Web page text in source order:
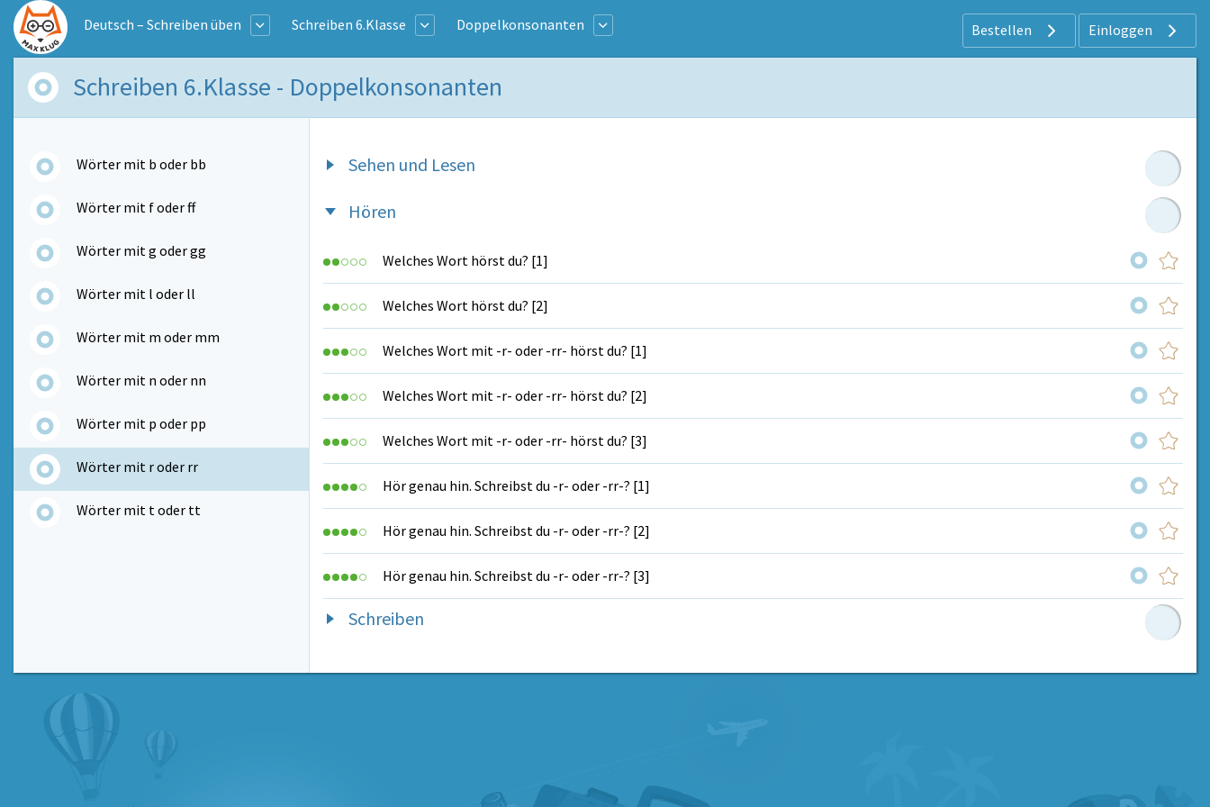
Deutsch – Schreiben üben Schreiben 6.Klasse Doppelkonsonanten Bestellen Einloggen
Schreiben 6.Klasse - Doppelkonsonanten
Wörter mit b oder bb
Wörter mit f oder ff
Wörter mit g oder gg
Wörter mit l oder ll
Wörter mit m oder mm
Wörter mit n oder nn
Wörter mit p oder pp
Wörter mit r oder rr
Wörter mit t oder tt
Sehen und Lesen
Hören
Welches Wort hörst du? [1]
Welches Wort hörst du? [2]
Welches Wort mit -r- oder -rr- hörst du? [1]
Welches Wort mit -r- oder -rr- hörst du? [2]
Welches Wort mit -r- oder -rr- hörst du? [3]
Hör genau hin. Schreibst du -r- oder -rr-? [1]
Hör genau hin. Schreibst du -r- oder -rr-? [2]
Hör genau hin. Schreibst du -r- oder -rr-? [3]
Schreiben